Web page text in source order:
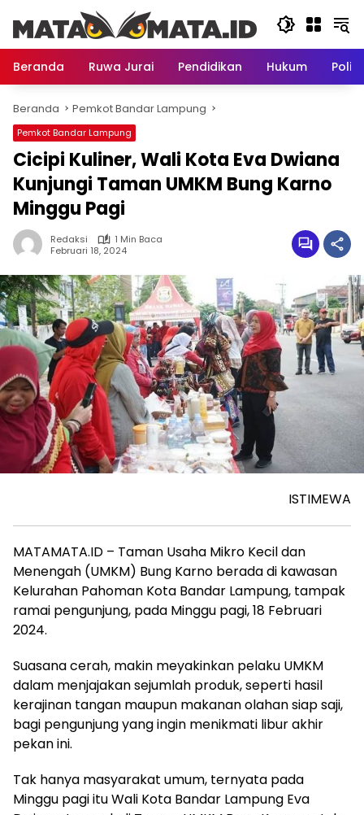
konten
Beranda
Ruwa Jurai Pendidikan Hukum
Beranda Pemkot Bandar Lampung
Pemkot Bandar Lampung
Cicipi Kuliner, Wali Kota Eva Dwiana
Kunjungi Taman UMKM Bung Karno
Minggu Pagi
Redaksi
1 Min Baca
Februari 18, 2024
ISTIMEWA
MATAMATA.ID – Taman Usaha Mikro Kecil dan
Menengah (UMKM) Bung Karno berada di kawasan
Kelurahan Pahoman Kota Bandar Lampung, tampak
ramai pengunjung, pada Minggu pagi, 18 Februari
2024.
Suasana cerah, makin meyakinkan pelaku UMKM
dalam menjajakan sejumlah produk, seperti hasil
kerajinan tangan maupun makanan olahan siap saji,
bagi pengunjung yang ingin menikmati libur akhir
pekan ini.
Tak hanya masyarakat umum, ternyata pada
Minggu pagi itu Wali Kota Bandar Lampung Eva